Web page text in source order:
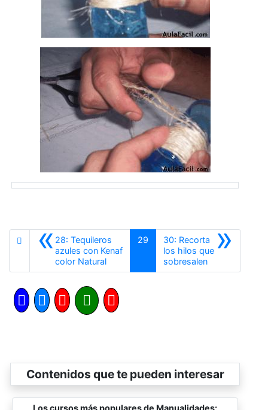
«28: Tequileros
azules con Kenaf
color NaturalAnterior
29 »
30: Recorta
los hilos que
sobresalenSiguiente
Contenidos que te pueden interesar
Los cursos más populares de Manualidades: